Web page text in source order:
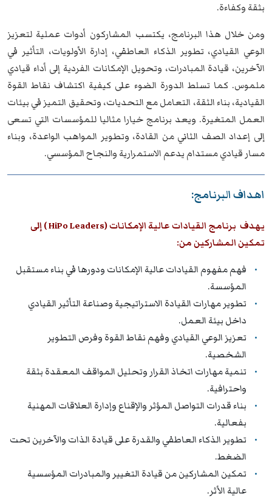
بثقة وكفاءة.
ومن خلال هذا البرنامج، يكتسب المشاركون أدوات عملية لتعزيز
الوعي القيادي، تطوير الذكاء العاطفي، إدارة الأولويات، التأثير في
الآخرين، قيادة المبادرات، وتحويل الإمكانات الفردية إلى أداء قيادي
ملموس. كما تسلط الدورة الضوء على كيفية اكتشاف نقاط القوة
القيادية، بناء الثقة، التعامل مع التحديات، وتحقيق التميز في بيئات
العمل المتغيرة. ويعد برنامج خيارا مثاليا للمؤسسات التي تسعى
إلى إعداد الصف الثاني من القادة، وتطوير المواهب الواعدة، وبناء
مسار قيادي مستدام يدعم الاستمرارية والنجاح المؤسسي.
اهداف البرنامج:
يهدف برنامج القيادات عالية الإمكانات (HiPo Leaders ) إلى
تمكين المشاركين من:
فهم مفهوم القيادات عالية الإمكانات ودورها في بناء مستقبل
المؤسسة.
تطوير مهارات القيادة الاستراتيجية وصناعة التأثير القيادي
داخل بيئة العمل.
تعزيز الوعي القيادي وفهم نقاط القوة وفرص التطوير
الشخصية.
تنمية مهارات اتخاذ القرار وتحليل المواقف المعقدة بثقة
واحترافية.
بناء قدرات التواصل المؤثر والإقناع وإدارة العلاقات المهنية
بفعالية.
تطوير الذكاء العاطفي والقدرة على قيادة الذات والآخرين تحت
الضغط.
تمكين المشاركين من قيادة التغيير والمبادرات المؤسسية
عالية الأثر.